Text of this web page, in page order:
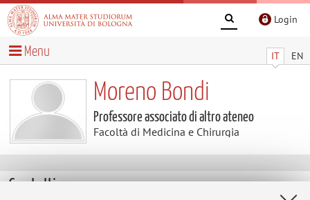
Login
IT EN
Menu
Moreno Bondi
Professore associato di altro ateneo
Facoltà di Medicina e Chirurgia
Contatti